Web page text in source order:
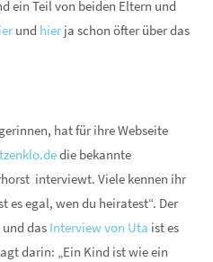
ein Teil von beiden Eltern und
und hier ja schon öfter über das
hat für ihre Webseite
die bekannte
interviewt. Viele kennen ihr
es egal, wen du heiratest“. Der
das Interview von Uta ist es
darin: „Ein Kind ist wie ein